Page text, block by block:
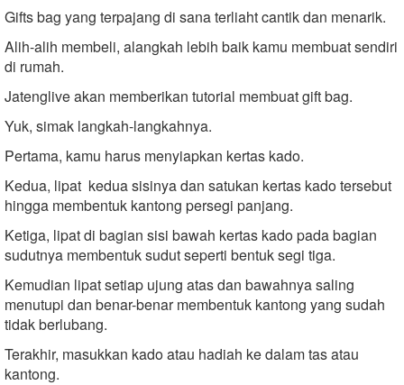
Gifts bag yang terpajang di sana terliaht cantik dan menarik.
Alih-alih membeli, alangkah lebih baik kamu membuat sendiri
di rumah.
Jatengliveakan memberikan tutorial membuat gift bag.
Yuk, simak langkah-langkahnya.
Pertama, kamu harus menyiapkan kertas kado.
Kedua, lipat kedua sisinya dan satukan kertas kado tersebut
hingga membentuk kantong persegi panjang.
Ketiga, lipat di bagian sisi bawah kertas kado pada bagian
sudutnya membentuk sudut seperti bentuk segi tiga.
Kemudian lipat setiap ujung atas dan bawahnya saling
menutupi dan benar-benar membentuk kantong yang sudah
tidak berlubang.
Terakhir, masukkan kado atau hadiah ke dalam tas atau
kantong.